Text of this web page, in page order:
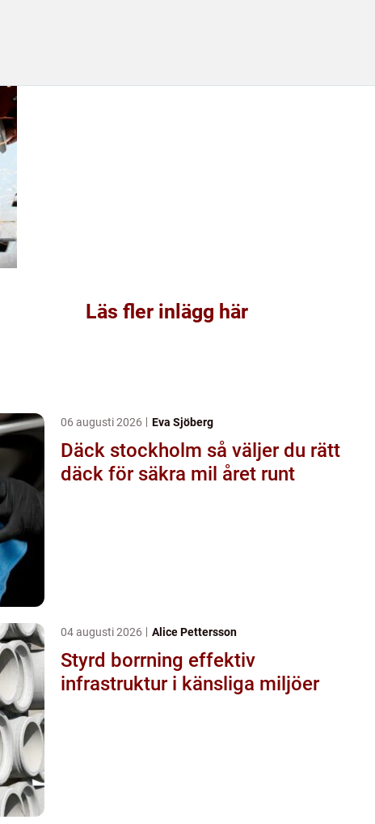
Läs fler inlägg här
06 augusti 2026 Eva Sjöberg
Däck stockholm så väljer du rätt
däck för säkra mil året runt
04 augusti 2026 Alice Pettersson
Styrd borrning effektiv
infrastruktur i känsliga miljöer